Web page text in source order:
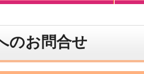
のお問合せ